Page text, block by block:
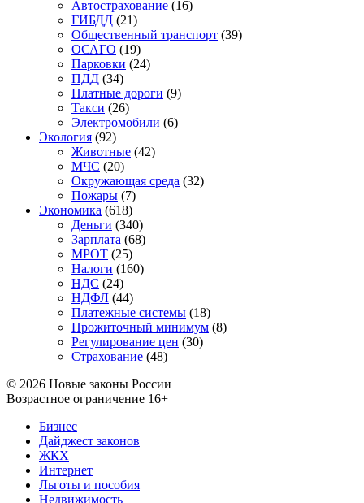
Автострахование (16)
ГИБДД (21)
Общественный транспорт (39)
ОСАГО (19)
Парковки (24)
ПДД (34)
Платные дороги (9)
Такси (26)
Электромобили (6)
Экология (92)
Животные (42)
МЧС (20)
Окружающая среда (32)
Пожары (7)
Экономика (618)
Деньги (340)
Зарплата (68)
МРОТ (25)
Налоги (160)
НДС (24)
НДФЛ (44)
Платежные системы (18)
Прожиточный минимум (8)
Регулирование цен (30)
Страхование (48)
© 2026 Новые законы России
Возрастное ограничение 16+
Бизнес
Дайджест законов
ЖКХ
Интернет
Льготы и пособия
Недвижимость